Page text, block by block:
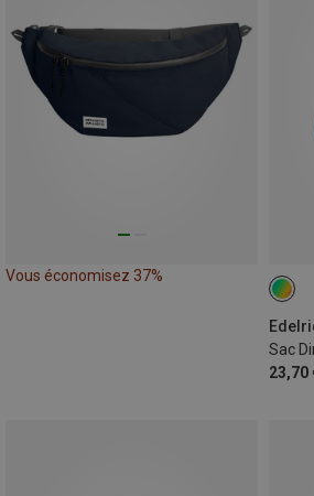
Vous économisez 37%
Sac
23,70
ONE